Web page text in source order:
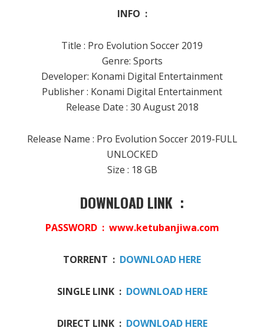
INFO :
Title : Pro Evolution Soccer 2019
Genre: Sports
Developer: Konami Digital Entertainment
Publisher : Konami Digital Entertainment
Release Date : 30 August 2018
Release Name : Pro Evolution Soccer 2019-FULL
UNLOCKED
Size : 18 GB
DOWNLOAD LINK :
PASSWORD : www.ketubanjiwa.com
TORRENT : DOWNLOAD HERE
SINGLE LINK : DOWNLOAD HERE
DIRECT LINK : DOWNLOAD HERE